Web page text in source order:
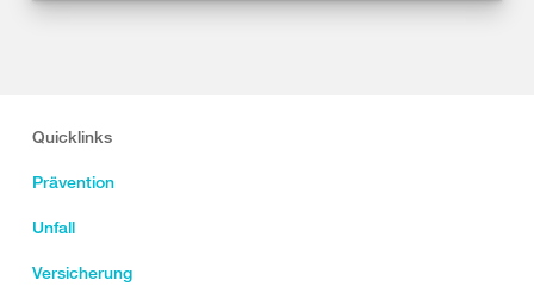
Quicklinks
Prävention
Unfall
Versicherung